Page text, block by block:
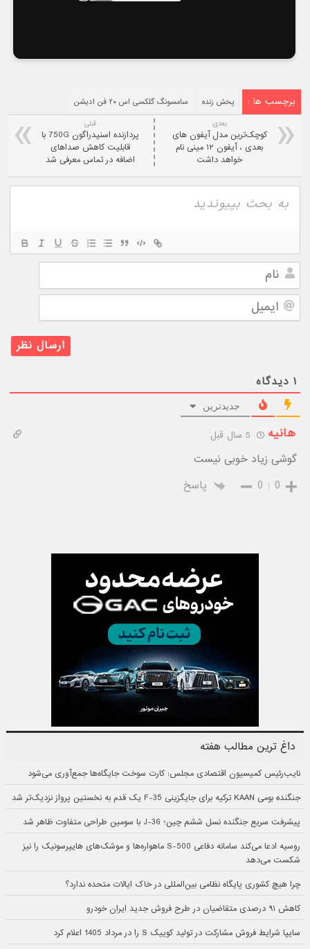
برچسب ها : پخش زنده سامسونگ گلکسی اس ۲۰ فن ادیشن
قبلی
پردازنده اسنپدراگون 750G با
قابلیت کاهش صداهای
اضافه در تماس معرفی شد
بعدی:
کوچک‌ترین مدل آیفون ‌های
بعدی ، آیفون ۱۲ مینی نام
خواهد داشت
نام
ایمیل
۱ دیدگاه
جدیدترین
هانیه
گوشی زیاد خوبی نیست
0
0 پاسخ
داغ ترین مطالب هفته
نایب‌رئیس کمیسیون اقتصادی مجلس: کارت سوخت جایگاه‌ها جمع‌آوری می‌شود
جنگنده بومی KAAN ترکیه برای جایگزینی F-35 یک قدم به نخستین پرواز نزدیک‌تر شد
پیشرفت سریع جنگنده نسل ششم چین؛ J-36 با سومین طراحی متفاوت ظاهر شد
روسیه ادعا می‌کند سامانه دفاعی S-500 ماهواره‌ها و موشک‌های هایپرسونیک را نیز
شکست می‌دهد
چرا هیچ کشوری پایگاه نظامی بین‌المللی در خاک ایالات متحده ندارد؟
کاهش ۹۱ درصدی متقاضیان در طرح فروش جدید ایران خودرو
سایپا شرایط فروش مشارکت در تولید کوییک S را در مرداد 1405 اعلام کرد